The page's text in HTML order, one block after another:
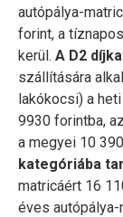
autópálya-
forint, a
kerül. A D2
szállítására
lakókocsi) a
9930 forintba,
a megyei 10
kategóriába
matricáért 16
éves